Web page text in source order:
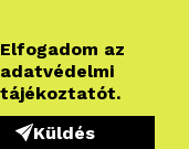
Elfogadom az
adatvédelmi
tájékoztatót.
Küldés